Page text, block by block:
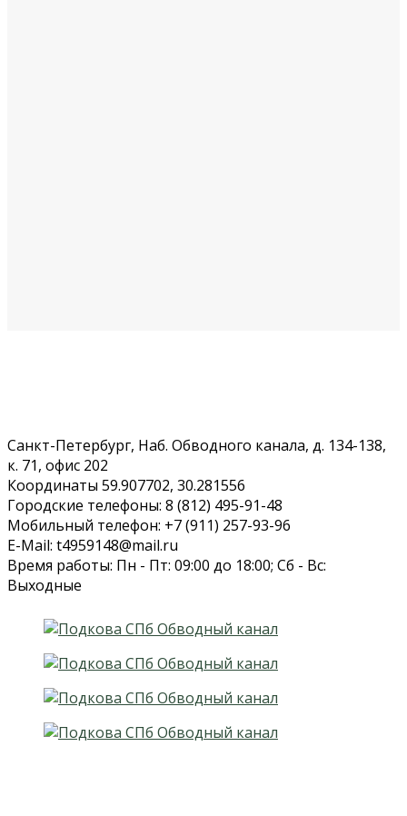
Санкт-Петербург, Наб. Обводного канала, д. 134-138,
к. 71, офис 202
Координаты 59.907702, 30.281556
Городские телефоны: 8 (812) 495-91-48
Мобильный телефон: +7 (911) 257-93-96
E-Mail: t4959148@mail.ru
Время работы: Пн - Пт: 09:00 до 18:00; Сб - Вс:
Выходные